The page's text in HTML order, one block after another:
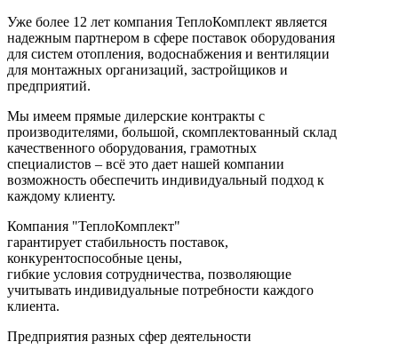
Уже более 12 лет компания ТеплоКомплект является
надежным партнером в сфере поставок оборудования
для систем отопления, водоснабжения и вентиляции
для монтажных организаций, застройщиков и
предприятий.
Мы имеем прямые дилерские контракты с
производителями, большой, скомплектованный склад
качественного оборудования, грамотных
специалистов – всё это дает нашей компании
возможность обеспечить индивидуальный подход к
каждому клиенту.
Компания "ТеплоКомплект"
гарантирует стабильность поставок,
конкурентоспособные цены,
гибкие условия сотрудничества, позволяющие
учитывать индивидуальные потребности каждого
клиента.
Предприятия разных сфер деятельности